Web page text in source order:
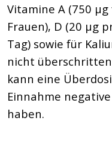
Vitamine A (750
Frauen), D (20 µg
Tag) sowie für
nicht
kann eine
Einnahme
haben.